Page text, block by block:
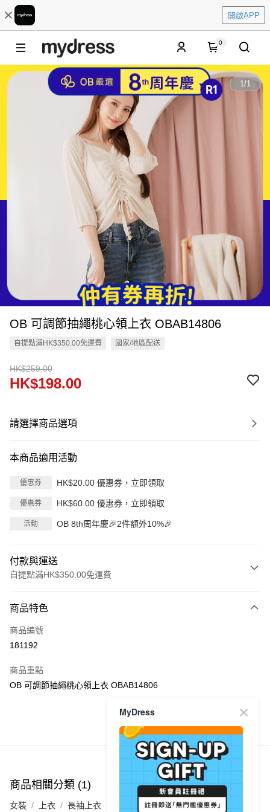
開啟APP
0
1/1
OB 可調節抽繩桃心領上衣 OBAB14806
自提點滿HK$350.00免運費 國家/地區配送
HK$259.00
HK$198.00
請選擇商品選項
本商品適用活動
優惠券 HK$20.00 優惠券，立即領取
優惠券 HK$60.00 優惠券，立即領取
活動 OB 8th周年慶🎉2件額外10%🎉
付款與運送
自提點滿HK$350.00免運費
信用卡
Apple Pay
PayMe
每筆HK$40.00，滿HK$350.00或以上免運費
付款後順豐站及營業點
每筆HK$40.00，滿HK$350.00或以上免運費
商品特色
商品編號
181192
商品重點
OB 可調節抽繩桃心領上衣 OBAB14806
商品推薦
商品相關分類 (1)
女裝 上衣 長袖上衣
MyDress